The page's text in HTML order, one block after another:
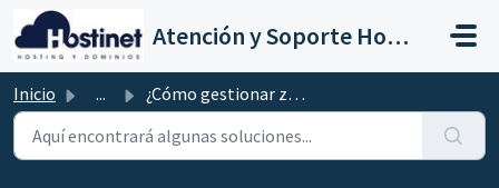
Saltar al contenido principal
Atención y Soporte Hostinet
Inicio ... ¿Cómo gestionar zonas DNS de un dominio o servicio?